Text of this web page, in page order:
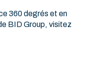
360 degrés et en
BID Group, visitez